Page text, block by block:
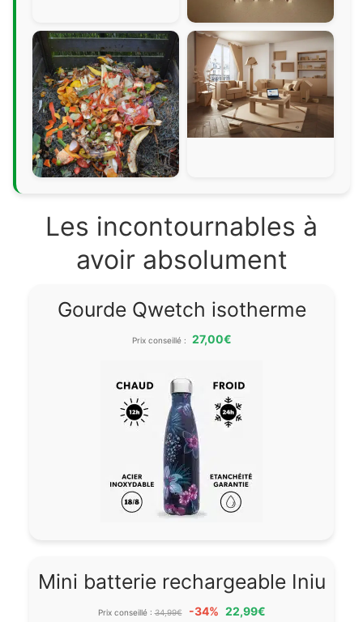
Les incontournables à
avoir absolument
Gourde Qwetch isotherme
Prix conseillé : 27,00€
Mini batterie rechargeable Iniu
Prix conseillé :34,99€ -34% 22,99€